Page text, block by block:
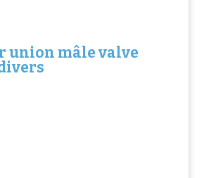
union mâle valve